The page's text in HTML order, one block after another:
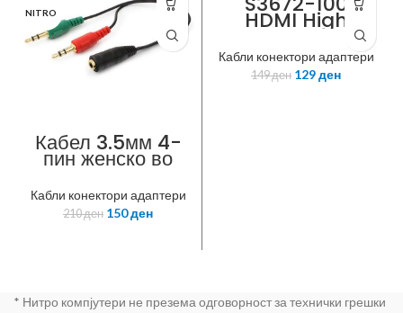
NITRO
Кабел 3.5мм 4-
пин женско во
2×3.5мм машко
3-пин
Кабли конектори адаптери
210ден 150ден
ROLINEHDMI High
Speed Cable
with Ethernet,
M/M, black, 2m
Кабли конектори адаптери
149ден 129ден
* Нитро компјутери не презема одговорност за технички грешки